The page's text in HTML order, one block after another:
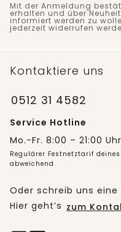
Mit der Anmeldung
erhalten und über
informiert werden zu
jederzeit widerrufen
Kontaktiere uns
0512 31 4582
Service Hotline
Mo.-Fr. 8:00 – 21:00
Regulärer Festnetztarif
abweichend.
Oder schreib uns eine
Hier geht’s zum